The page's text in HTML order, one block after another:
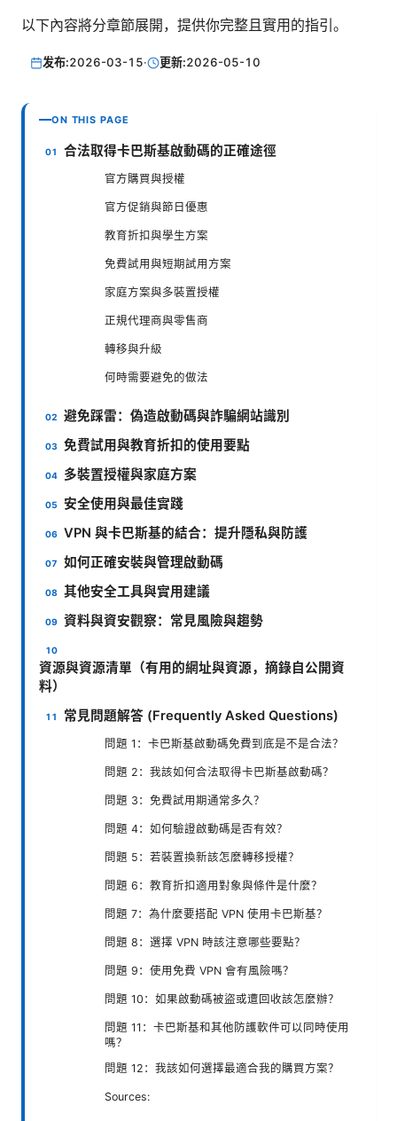
以下內容將分章節展開，提供你完整且實用的指引。
发布:2026-03-15· 更新:2026-05-10
ON THIS PAGE
合法取得卡巴斯基啟動碼的正確途徑
官方購買與授權
官方促銷與節日優惠
教育折扣與學生方案
免費試用與短期試用方案
家庭方案與多裝置授權
正規代理商與零售商
轉移與升級
何時需要避免的做法
避免踩雷：偽造啟動碼與詐騙網站識別
免費試用與教育折扣的使用要點
多裝置授權與家庭方案
安全使用與最佳實踐
VPN 與卡巴斯基的結合：提升隱私與防護
如何正確安裝與管理啟動碼
其他安全工具與實用建議
資料與資安觀察：常見風險與趨勢
資源與資源清單（有用的網址與資源，摘錄自公開資
料）
常見問題解答 (Frequently Asked Questions)
問題 1：卡巴斯基啟動碼免費到底是不是合法？
問題 2：我該如何合法取得卡巴斯基啟動碼？
問題 3：免費試用期通常多久？
問題 4：如何驗證啟動碼是否有效？
問題 5：若裝置換新該怎麼轉移授權？
問題 6：教育折扣適用對象與條件是什麼？
問題 7：為什麼要搭配 VPN 使用卡巴斯基？
問題 8：選擇 VPN 時該注意哪些要點？
問題 9：使用免費 VPN 會有風險嗎？
問題 10：如果啟動碼被盜或遭回收該怎麼辦？
問題 11：卡巴斯基和其他防護軟件可以同時使用
嗎？
問題 12：我該如何選擇最適合我的購買方案？
Sources: